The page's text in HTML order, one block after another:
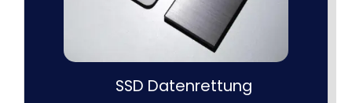
SSD Datenrettung